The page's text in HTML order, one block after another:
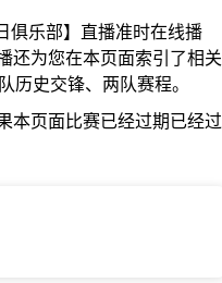
俱乐部】直播准时在线播
还为您在本页面索引了相关
历史交锋、两队赛程。
本页面比赛已经过期已经过